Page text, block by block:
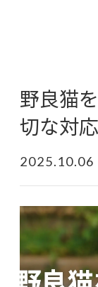
野良猫
切な対応
2025.10.06